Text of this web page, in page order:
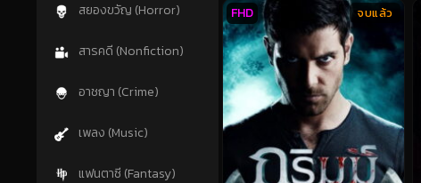
สยองขวัญ (Horror)
สารคดี (Nonfiction)
อาชญา (Crime)
เพลง (Music)
แฟนตาซี (Fantasy)
จบแล้ว
FHD